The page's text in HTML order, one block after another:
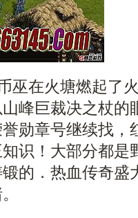
巫在火塘燃起了
峰巨裁决之杖的
勋章号继续找，
识！大部分都是
的．热血传奇盛